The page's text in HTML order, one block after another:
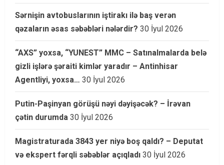
Sərnişin avtobuslarının iştirakı ilə baş verən
qəzaların əsas səbəbləri nələrdir? 30 İyul 2026
“AXS” yoxsa, “YUNEST” MMC – Satınalmalarda belə
gizli işlərə şəraiti kimlər yaradır – Antinhisar
Agentliyi, yoxsa… 30 İyul 2026
Putin-Paşinyan görüşü nəyi dəyişəcək? – İrəvan
çətin durumda 30 İyul 2026
Magistraturada 3843 yer niyə boş qaldı? – Deputat
və ekspert fərqli səbəblər açıqladı 30 İyul 2026